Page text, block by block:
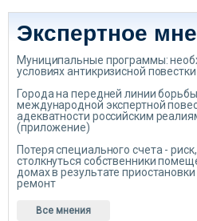
Экспертное
Муниципальные программы:
условиях антикризисной повестки
Города на передней линии
международной экспертной
адекватности российским
(приложение)
Потеря специального счета -
столкнуться собственники
домах в результате
ремонт
Все мнения